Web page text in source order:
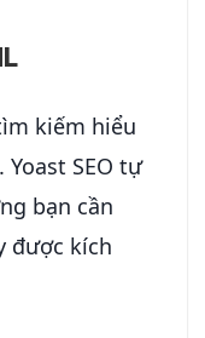
kiếm hiểu
SEO tự
bạn cần
được kích